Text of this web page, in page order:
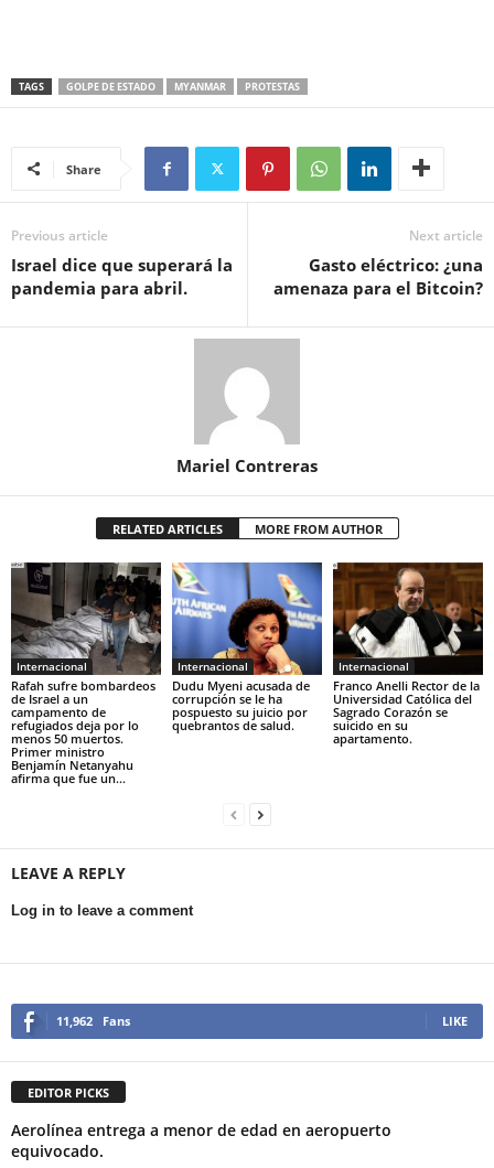
TAGS GOLPE DE ESTADO MYANMAR PROTESTAS
Share
Previous article
Israel dice que superará la
pandemia para abril.
Next article
Gasto eléctrico: ¿una
amenaza para el Bitcoin?
Mariel Contreras
RELATED ARTICLES MORE FROM AUTHOR
Internacional
Rafah sufre bombardeos
de Israel a un
campamento de
refugiados deja por lo
menos 50 muertos.
Primer ministro
Benjamín Netanyahu
afirma que fue un...
Internacional
Dudu Myeni acusada de
corrupción se le ha
pospuesto su juicio por
quebrantos de salud.
Internacional
Franco Anelli Rector de la
Universidad Católica del
Sagrado Corazón se
suicido en su
apartamento.
LEAVE A REPLY
Log in to leave a comment
11,962 Fans LIKE
EDITOR PICKS
Aerolínea entrega a menor de edad en aeropuerto
equivocado.